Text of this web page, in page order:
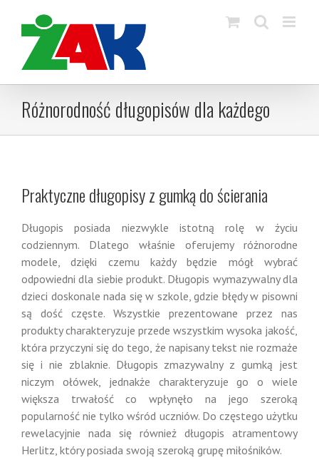
content
Różnorodność długopisów dla każdego
Praktyczne długopisy z gumką do ścierania
Długopis posiada niezwykle istotną rolę w życiu
codziennym. Dlatego właśnie oferujemy różnorodne
modele, dzięki czemu każdy będzie mógł wybrać
odpowiedni dla siebie produkt. Długopis wymazywalny dla
dzieci doskonale nada się w szkole, gdzie błędy w pisowni
są dość częste. Wszystkie prezentowane przez nas
produkty charakteryzuje przede wszystkim wysoka jakość,
która przyczyni się do tego, że napisany tekst nie rozmaże
się i nie zblaknie. Długopis zmazywalny z gumką jest
niczym ołówek, jednakże charakteryzuje go o wiele
większa trwałość co wpłynęło na jego szeroką
popularność nie tylko wśród uczniów. Do częstego użytku
rewelacyjnie nada się również długopis atramentowy
Herlitz, który posiada swoją szeroką grupę miłośników.